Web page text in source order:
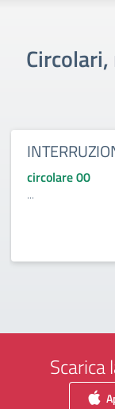
circolare 00
...
Scarica